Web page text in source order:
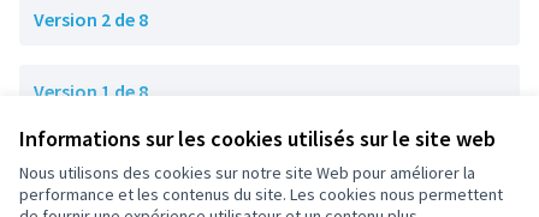
Informations sur les cookies utilisés sur le site web
Nous utilisons des cookies sur notre site Web pour améliorer la
performance et les contenus du site. Les cookies nous permettent
Version 2 de 8
Version 1 de 8
Conditions d'utilisation
Paramètres des cookies